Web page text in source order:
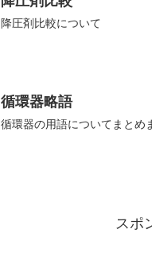
降圧剤比較について
循環器略語
循環器の用語についてまとめ
スポ